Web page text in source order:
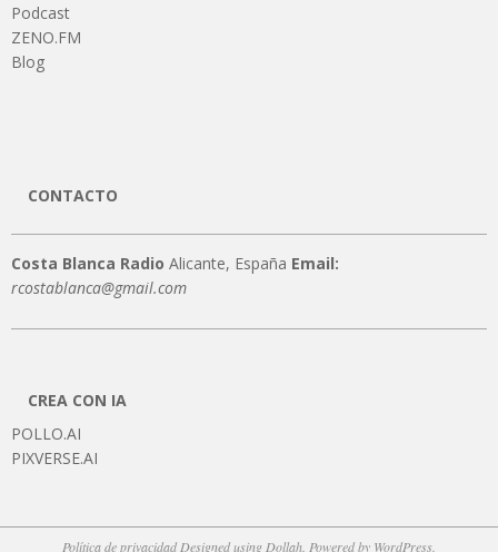
Podcast
ZENO.FM
Blog
CONTACTO
Costa Blanca Radio Alicante, España Email:
rcostablanca@gmail.com
CREA CON IA
POLLO.AI
PIXVERSE.AI
Política de privacidadDesigned usingDollah. Powered by WordPress.